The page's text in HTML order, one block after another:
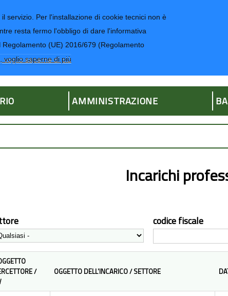
servizio. Per l'installazione di cookie tecnici non è
resta fermo l'obbligo di dare l'informativa
(UE) 2016/679 (Regolamento
voglio saperne di più
AMMINISTRAZIONE
Incarichi
codice fiscale
/
OGGETTO DELL'INCARICO / SETTORE